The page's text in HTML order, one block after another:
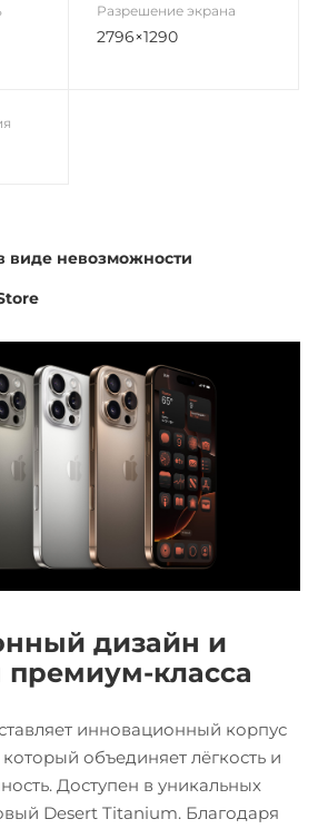
виде невозможности
дизайн и
класса
инновационный корпус
который объединяет лёгкость и
Доступен в уникальных
Desert Titanium. Благодаря
Разрешение экрана
2796×1290